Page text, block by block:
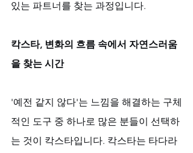
있는 파트너를 찾는 과정입니다.
칵스타, 변화의 흐름 속에서 자연스러움
을 찾는 시간
'예전 같지 않다'는 느낌을 해결하는 구체
적인 도구 중 하나로 많은 분들이 선택하
는 것이 칵스타입니다. 칵스타는 타다라